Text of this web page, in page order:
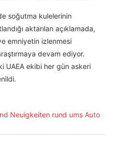
soğutma kulelerinin
aktarılan açıklamada,
emniyetin izlenmesi
devam ediyor.
UAEA ekibi her gün askeri